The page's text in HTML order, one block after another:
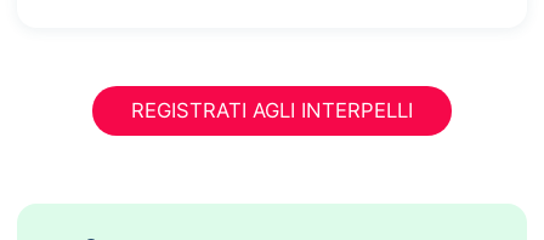
REGISTRATI AGLI INTERPELLI